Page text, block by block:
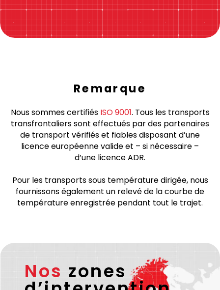
Remarque
Nous sommes certifiésISO 9001. Tous les transports
de transport vérifiés et fiables disposant d’une
licence européenne valide et – si nécessaire –
d’une licence ADR.